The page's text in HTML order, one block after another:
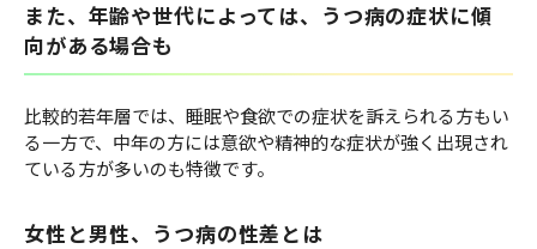
また、年齢や世代によっては、うつ病の症状に傾
向がある場合も
比較的若年層では、睡眠や食欲での症状を訴えられる方もい
る一方で、中年の方には意欲や精神的な症状が強く出現され
ている方が多いのも特徴です。
女性と男性、うつ病の性差とは